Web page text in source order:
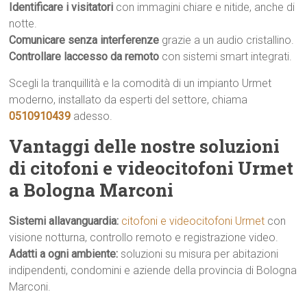
Identificare i visitatori con immagini chiare e nitide, anche di
notte.
Comunicare senza interferenze grazie a un audio cristallino.
Controllare laccesso da remoto con sistemi smart integrati.
Scegli la tranquillità e la comodità di un impianto Urmet
moderno, installato da esperti del settore, chiama
0510910439 adesso.
Vantaggi delle nostre soluzioni
di citofoni e videocitofoni Urmet
a Bologna Marconi
Sistemi allavanguardia: citofoni e videocitofoni Urmet con
visione notturna, controllo remoto e registrazione video.
Adatti a ogni ambiente: soluzioni su misura per abitazioni
indipendenti, condomini e aziende della provincia di Bologna
Marconi.